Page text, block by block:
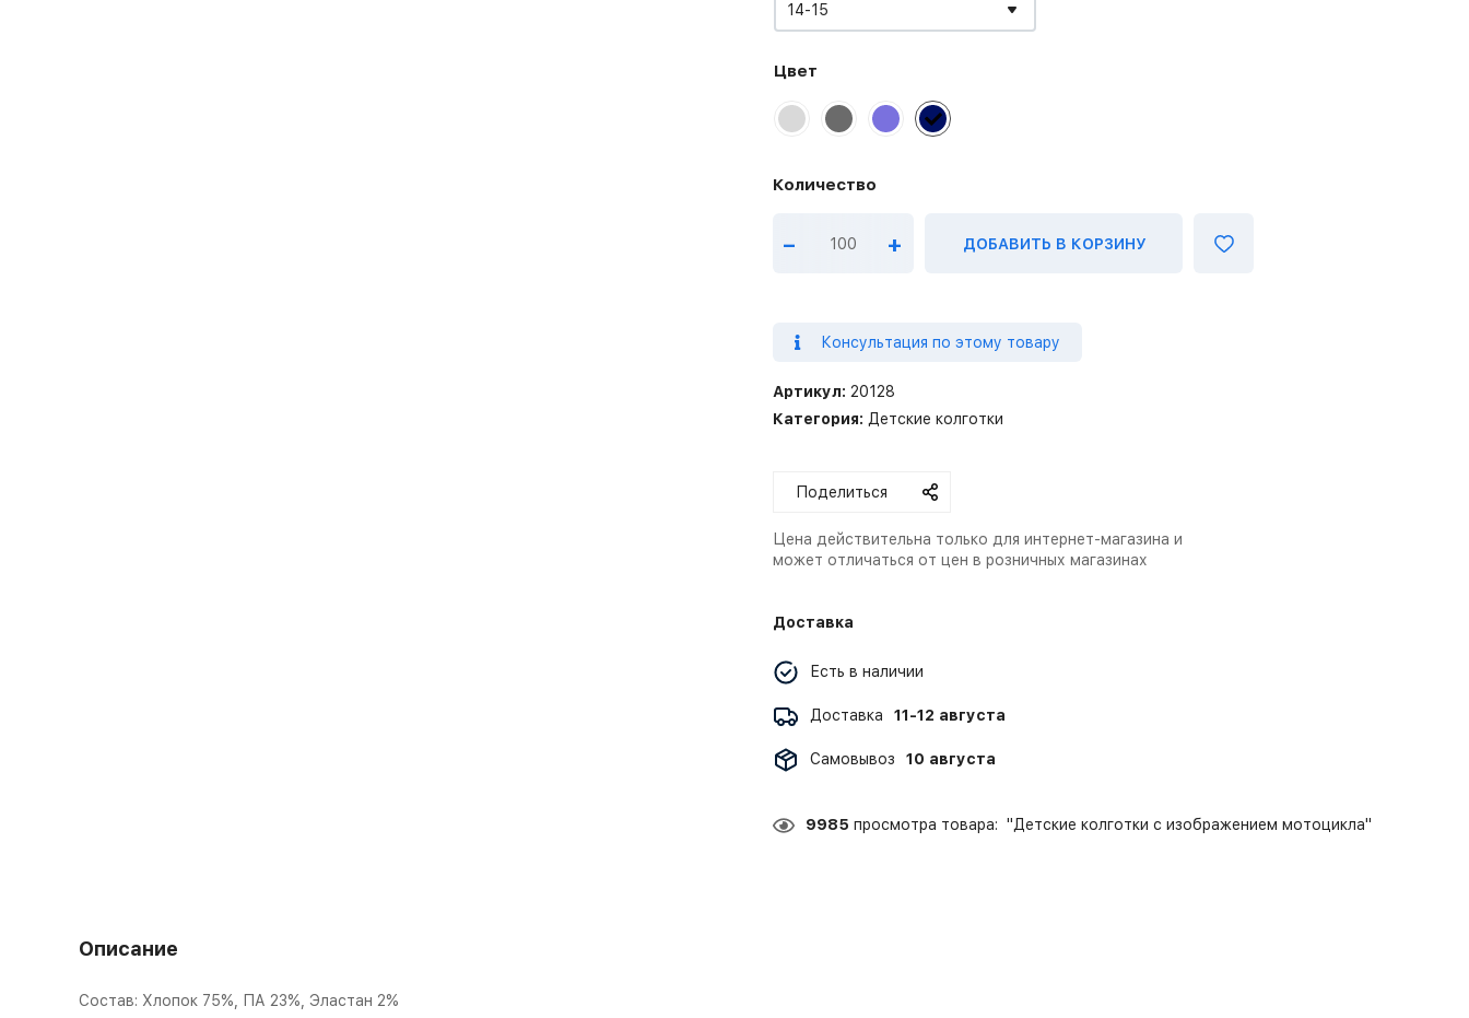
14-15
Цвет
– + ДОБАВИТЬ В КОРЗИНУ
Консультация по этому товару
Артикул: 20128
Категория: Детские колготки
Поделиться
Цена действительна только для интернет-магазина и
может отличаться от цен в розничных магазинах
Доставка
Есть в наличии
Доставка 11-12 августа
Самовывоз 10 августа
9985 просмотра товара: "Детские колготки с изображением мотоцикла"
Описание
Состав: Хлопок 75%, ПА 23%, Эластан 2%